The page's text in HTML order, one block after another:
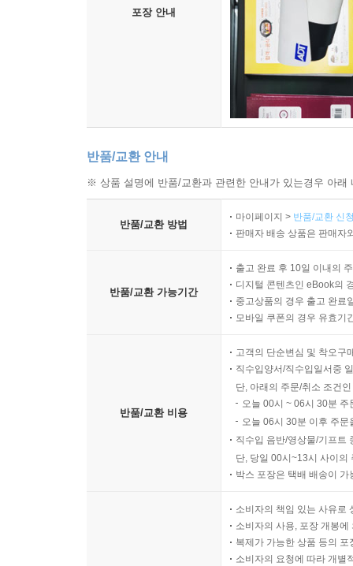
포장 안내
반품/교환 안내
※ 상품 설명에 반품/교환과 관련한 안내가 있는경우 아
반품/교환 방법
마이페이지 > 반품/교환 신
판매자 배송 상품은 판매자
반품/교환 가능기간
출고 완료 후 10일 이내의
디지털 콘텐츠인 eBook의
중고상품의 경우 출고 완료
모바일 쿠폰의 경우 유효기
반품/교환 비용
고객의 단순변심 및 착오구
직수입양서/직수입일서중
단, 아래의 주문/취소 조건
오늘 00시 ~ 06시 30분
오늘 06시 30분 이후 주
직수입 음반/영상물/기프트
단, 당일 00시~13시 사이의
박스 포장은 택배 배송이
소비자의 책임 있는 사유로
소비자의 사용, 포장 개봉
복제가 가능한 상품 등의
소비자의 요청에 따라 개별